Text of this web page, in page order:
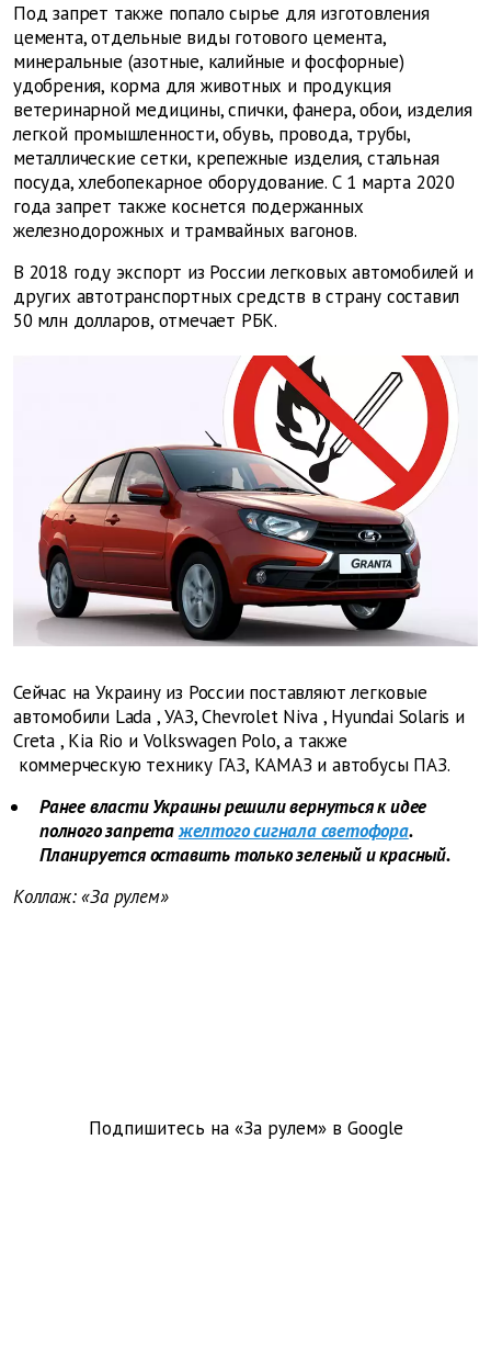
Под запрет также попало сырье для изготовления
цемента, отдельные виды готового цемента,
минеральные (азотные, калийные и фосфорные)
удобрения, корма для животных и продукция
ветеринарной медицины, спички, фанера, обои, изделия
легкой промышленности, обувь, провода, трубы,
металлические сетки, крепежные изделия, стальная
посуда, хлебопекарное оборудование. С 1 марта 2020
года запрет также коснется подержанных
железнодорожных и трамвайных вагонов.
В 2018 году экспорт из России легковых автомобилей и
других автотранспортных средств в страну составил
50 млн долларов, отмечает РБК.
Сейчас на Украину из России поставляют легковые
автомобили Lada , УАЗ, Chevrolet Niva , Hyundai Solaris и
Creta , Kia Rio и Volkswagen Polo, а также
коммерческую технику ГАЗ, КАМАЗ и автобусы ПАЗ.
Ранее власти Украины решили вернуться к идее
полного запретажелтого сигнала светофора.
Планируется оставить только зеленый и красный.
Коллаж: «За рулем»
Подпишитесь на «За рулем» в Google